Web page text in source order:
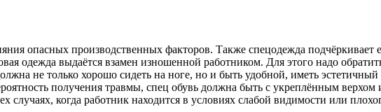
опасных производственных факторов. Также спецодежда подчёркивает
одежда выдаётся взамен изношенной работником. Для этого надо
не только хорошо сидеть на ноге, но и быть удобной, иметь
получения травмы, спец обувь должна быть с укреплённым
когда работник находится в условиях слабой видимости или